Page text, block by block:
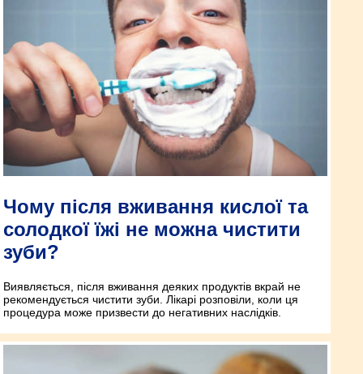
Чому після вживання кислої та
солодкої їжі не можна чистити
зуби?
Виявляється, після вживання деяких продуктів вкрай не
рекомендується чистити зуби. Лікарі розповіли, коли ця
процедура може призвести до негативних наслідків.